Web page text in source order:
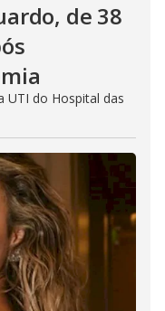
de 38
UTI do Hospital das